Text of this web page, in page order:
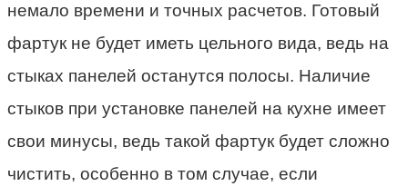
немало времени и точных расчетов. Готовый
фартук не будет иметь цельного вида, ведь на
стыках панелей останутся полосы. Наличие
стыков при установке панелей на кухне имеет
свои минусы, ведь такой фартук будет сложно
чистить, особенно в том случае, если